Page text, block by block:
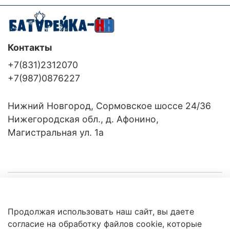
Клиентам
Контакты
+7(831)2312070
+7(987)0876227
Нижний Новгород, Сормовское шоссе 24/36
Нижегородская обл., д. Афонино,
Магистральная ул. 1а
Продолжая использовать наш сайт, вы даете
согласие на обработку файлов cookie, которые
обработки